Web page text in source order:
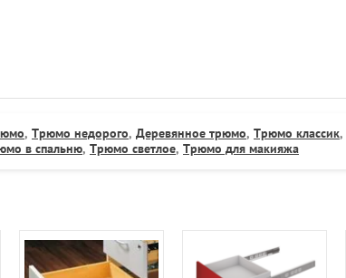
, Трюмо недорого, Деревянное трюмо, Трюмо классик,
в спальню, Трюмо светлое, Трюмо для макияжа